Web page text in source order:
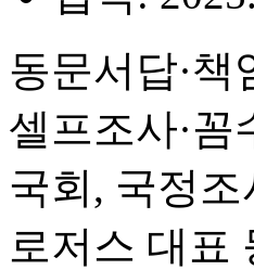
동문서답·책
셀프조사·꼼
국회, 국정
로저스 대표